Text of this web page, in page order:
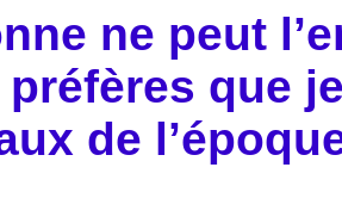
ne peut
préfères que
de